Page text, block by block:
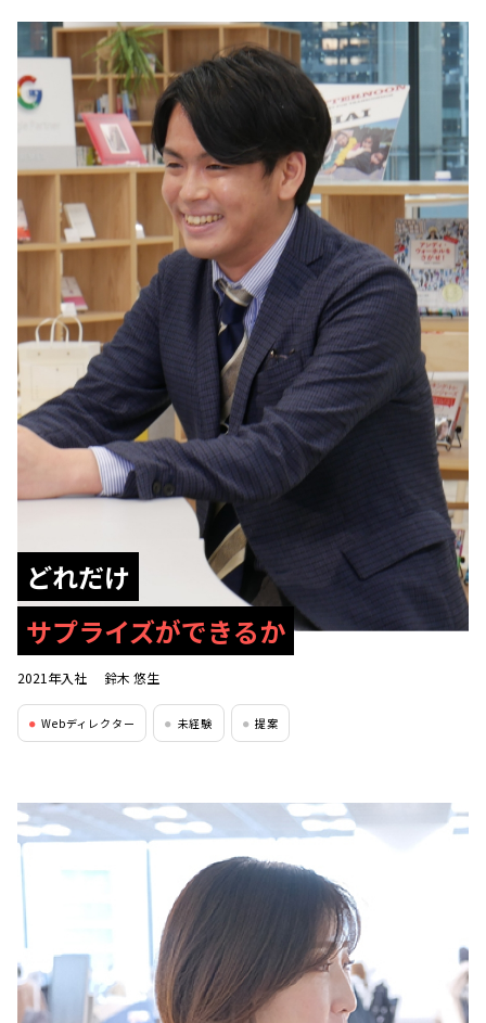
どれだけ
サプライズができるか
2021年入社 鈴木 悠生
● Webディレクター ● 未経験 ● 提案